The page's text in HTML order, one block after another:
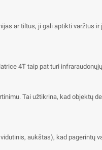
ar tiltus, ji gali aptikti varžtus
4T taip pat turi
Tai užtikrina, kad objektų
aukštas), kad pagerintų